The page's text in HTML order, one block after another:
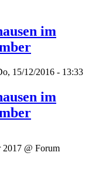
im
15/12/2016 - 13:33
im
2017 @ Forum